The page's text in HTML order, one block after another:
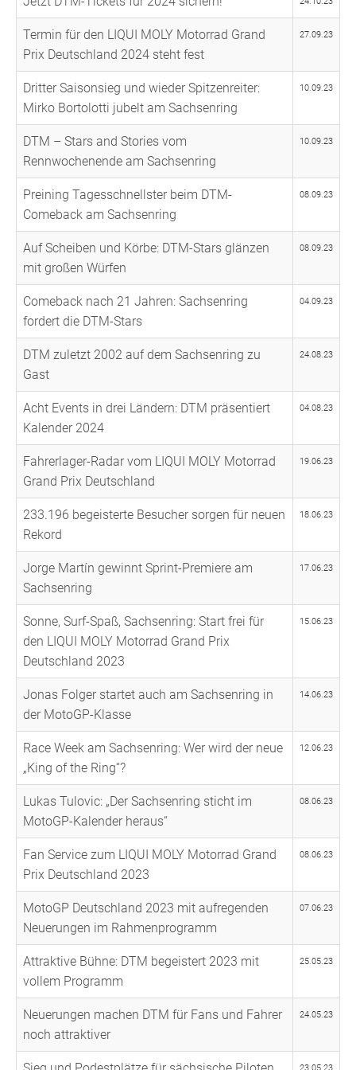
Termin für den LIQUI MOLY Motorrad Grand
Prix Deutschland 2024 steht fest
27.09.23
Dritter Saisonsieg und wieder Spitzenreiter:
Mirko Bortolotti jubelt am Sachsenring
10.09.23
DTM – Stars and Stories vom
Rennwochenende am Sachsenring
10.09.23
Preining Tagesschnellster beim DTM-
Comeback am Sachsenring
08.09.23
Auf Scheiben und Körbe: DTM-Stars glänzen
mit großen Würfen
08.09.23
Comeback nach 21 Jahren: Sachsenring
fordert die DTM-Stars
04.09.23
DTM zuletzt 2002 auf dem Sachsenring zu
Gast
24.08.23
Acht Events in drei Ländern: DTM präsentiert
Kalender 2024
04.08.23
Fahrerlager-Radar vom LIQUI MOLY Motorrad
Grand Prix Deutschland
19.06.23
233.196 begeisterte Besucher sorgen für neuen
Rekord
18.06.23
Jorge Martín gewinnt Sprint-Premiere am
Sachsenring
17.06.23
Sonne, Surf-Spaß, Sachsenring: Start frei für
den LIQUI MOLY Motorrad Grand Prix
Deutschland 2023
15.06.23
Jonas Folger startet auch am Sachsenring in
der MotoGP-Klasse
14.06.23
Race Week am Sachsenring: Wer wird der neue
„King of the Ring“?
12.06.23
Lukas Tulovic: „Der Sachsenring sticht im
MotoGP-Kalender heraus“
08.06.23
Fan Service zum LIQUI MOLY Motorrad Grand
Prix Deutschland 2023
08.06.23
MotoGP Deutschland 2023 mit aufregenden
Neuerungen im Rahmenprogramm
07.06.23
Attraktive Bühne: DTM begeistert 2023 mit
vollem Programm
25.05.23
Neuerungen machen DTM für Fans und Fahrer
noch attraktiver
24.05.23
23.05.23